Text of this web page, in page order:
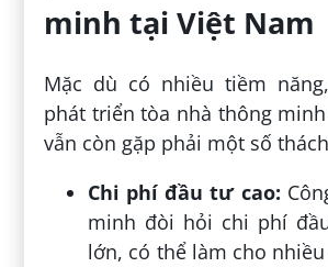
minh tại Việt Nam
Mặc dù có nhiều tiềm
phát triển tòa nhà thông
vẫn còn gặp phải một số
Chi phí đầu tư cao:
minh đòi hỏi chi phí
lớn, có thể làm cho